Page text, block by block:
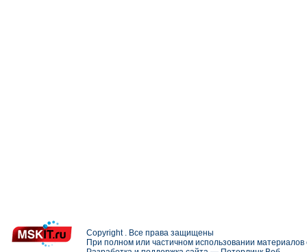
Copyright . Все права защищены
При полном или частичном использовании